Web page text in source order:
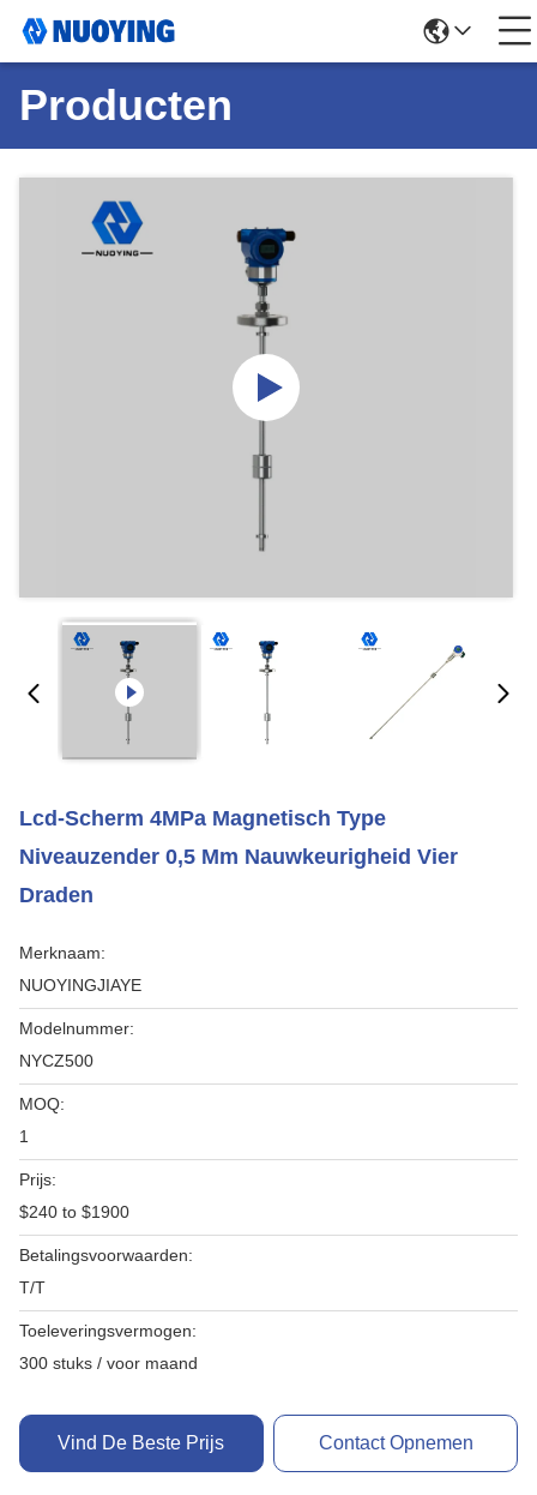
Producten
Lcd-Scherm 4MPa Magnetisch Type
Niveauzender 0,5 Mm Nauwkeurigheid Vier
Draden
Merknaam:
NUOYINGJIAYE
Modelnummer:
NYCZ500
MOQ:
1
Prijs:
$240 to $1900
Betalingsvoorwaarden:
T/T
Toeleveringsvermogen:
300 stuks / voor maand
Vind De Beste Prijs Contact Opnemen